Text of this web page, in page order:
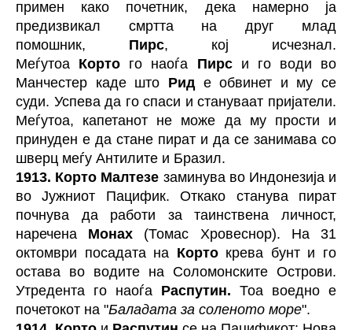
примен како почетник, дека намерно ја
предизвикал смртта на друг млад
помошник, Пирс, кој исчезнал.
Меѓутоа Корто го наоѓа Пирси го води во
Манчестер каде што Риде обвинет и му се
суди. Успева да го спаси и стануваат пријатели.
Меѓутоа, капетанот не може да му прости и
принуден е да стане пират и да се занимава со
шверц меѓу Антилите и Бразил.
1913. Корто Малтезе заминува во Индонезија и
во Јужниот Пацифик. Откако станува пират
почнува да работи за таинствена личност,
наречена Монах (Томас Хровеснор). На 31
октомври посадата на Кортокрева бунт и го
остава во водите на Соломонските Острови.
Утредента го наоѓа Распутин. Тоа воедно е
почетокот на "Баладата за соленото море".